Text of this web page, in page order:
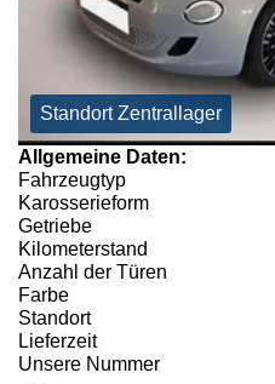
Standort Zentrallager
Allgemeine Daten:
Fahrzeugtyp
Karosserieform
Getriebe
Kilometerstand
Anzahl der Türen
Farbe
Standort
Lieferzeit
Unsere Nummer